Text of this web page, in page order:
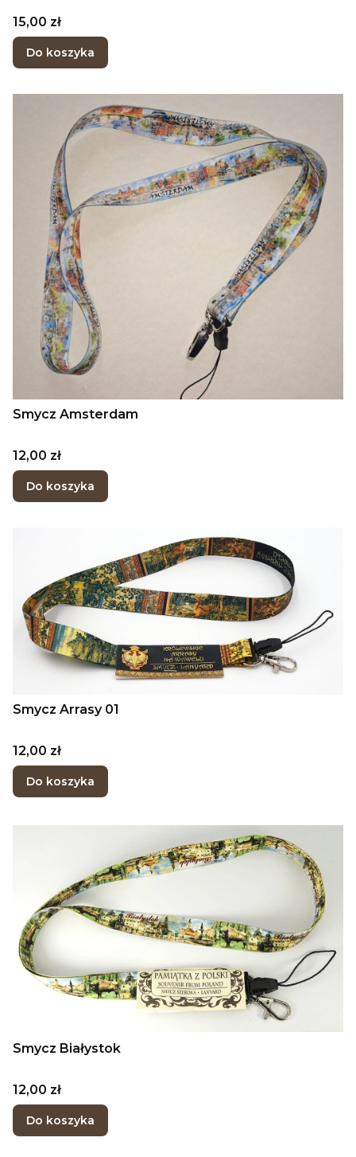
Cena
15,00 zł
Do koszyka
Smycz Amsterdam
Cena
12,00 zł
Do koszyka
Smycz Arrasy 01
Cena
12,00 zł
Do koszyka
Smycz Białystok
Cena
12,00 zł
Do koszyka